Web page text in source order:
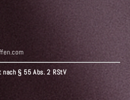
§ 55 Abs. 2 RStV